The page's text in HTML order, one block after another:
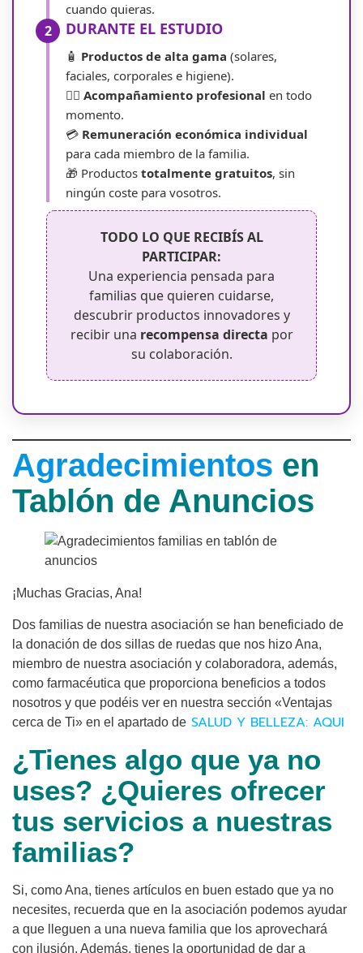
cuando quieras.
2 DURANTE EL ESTUDIO
🧴 Productos de alta gama (solares,
faciales, corporales e higiene).
👨‍⚕️ Acompañamiento profesional en todo
momento.
💳 Remuneración económica individual
para cada miembro de la familia.
🎁 Productos totalmente gratuitos, sin
ningún coste para vosotros.
TODO LO QUE RECIBÍS AL
PARTICIPAR:
Una experiencia pensada para
familias que quieren cuidarse,
descubrir productos innovadores y
recibir una recompensa directa por
su colaboración.
Agradecimientos en
Tablón de Anuncios
¡Muchas Gracias, Ana!
Dos familias de nuestra asociación se han beneficiado de
la donación de dos sillas de ruedas que nos hizo Ana,
miembro de nuestra asociación y colaboradora, además,
como farmacéutica que proporciona beneficios a todos
nosotros y que podéis ver en nuestra sección «Ventajas
cerca de Ti» en el apartado de SALUD Y BELLEZA: AQUI
¿Tienes algo que ya no
uses? ¿Quieres ofrecer
tus servicios a nuestras
familias?
Si, como Ana, tienes artículos en buen estado que ya no
necesites, recuerda que en la asociación podemos ayudar
a que lleguen a una nueva familia que los aprovechará
con ilusión. Además, tienes la oportunidad de dar a